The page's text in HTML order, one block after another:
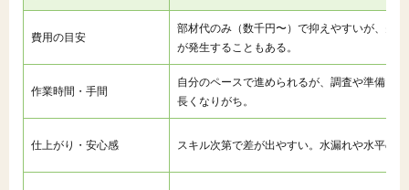
費用の目安
部材代のみ（数千円〜）で抑えやすいが、失
が発生することもある。
作業時間・手間
自分のペースで進められるが、調査や準備を
長くなりがち。
仕上がり・安心感 スキル次第で差が出やすい。水漏れや水平の